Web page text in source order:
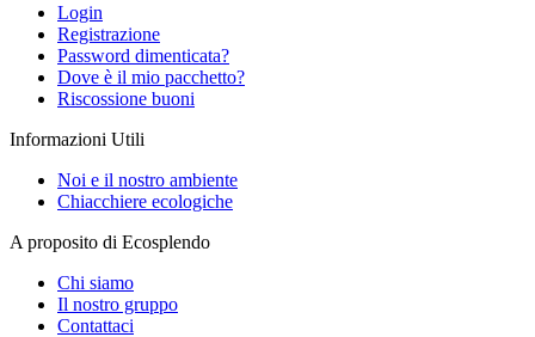
Login
Registrazione
Password dimenticata?
Dove è il mio pacchetto?
Riscossione buoni
Informazioni Utili
Noi e il nostro ambiente
Chiacchiere ecologiche
A proposito di Ecosplendo
Chi siamo
Il nostro gruppo
Contattaci